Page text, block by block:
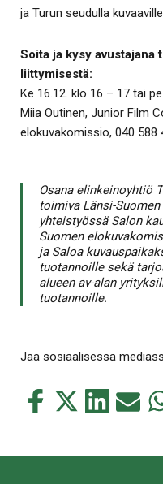
ja Turun seudulla
Soita ja kysy
liittymisestä:
Ke 16.12. klo 16 – 17 tai
Miia Outinen, Junior Film
elokuvakomissio, 040 588
Osana elinkeinoyhtiö
toimiva Länsi-
yhteistyössä Salon
Suomen
ja Saloa
tuotannoille sekä
alueen av-alan
tuotannoille.
Jaa sosiaalisessa
Jaa
Jaa
Jaa Jaa